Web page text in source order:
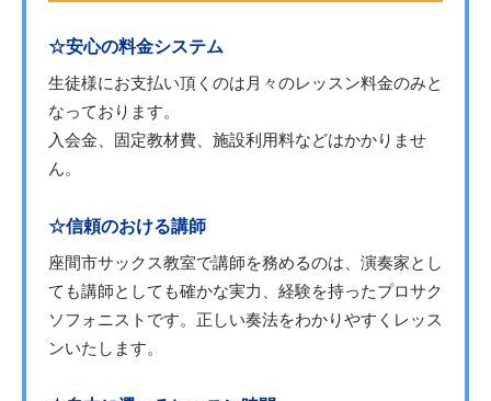
☆安心の料金システム
生徒様にお支払い頂くのは月々のレッスン料金のみと
なっております。
入会金、固定教材費、施設利用料などはかかりませ
ん。
☆信頼のおける講師
座間市サックス教室で講師を務めるのは、演奏家とし
ても講師としても確かな実力、経験を持ったプロサク
ソフォニストです。正しい奏法をわかりやすくレッス
ンいたします。